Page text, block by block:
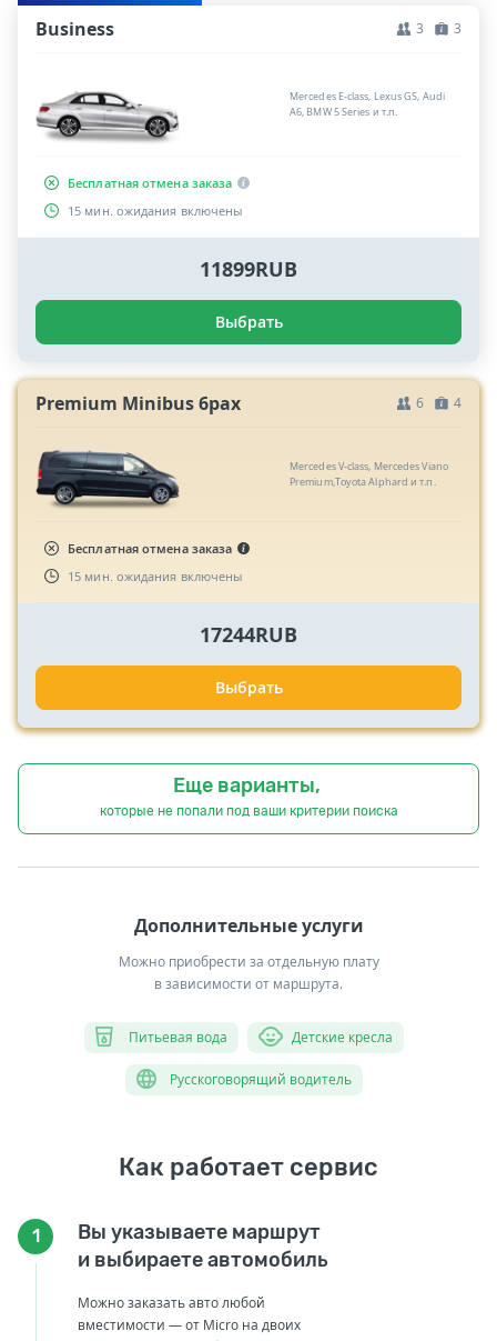
Business 3 3
Mercedes E-class, Lexus GS, Audi
A6, BMW 5 Series и т.п.
Бесплатная отмена заказа
15 мин. ожидания включены
11899RUB
Выбрать
Premium Minibus 6pax 6 4
Mercedes V-class, Mercedes Viano
Premium,Toyota Alphard и т.п.
Бесплатная отмена заказа
15 мин. ожидания включены
17244RUB
Выбрать
Еще варианты,
которые не попали под ваши критерии поиска
Дополнительные услуги
Можно приобрести за отдельную плату
в зависимости от маршрута.
Питьевая вода Детские кресла
Русскоговорящий водитель
Как работает сервис
1
Вы указываете маршрут
и выбираете автомобиль
Можно заказать авто любой
вместимости — от Micro на двоих